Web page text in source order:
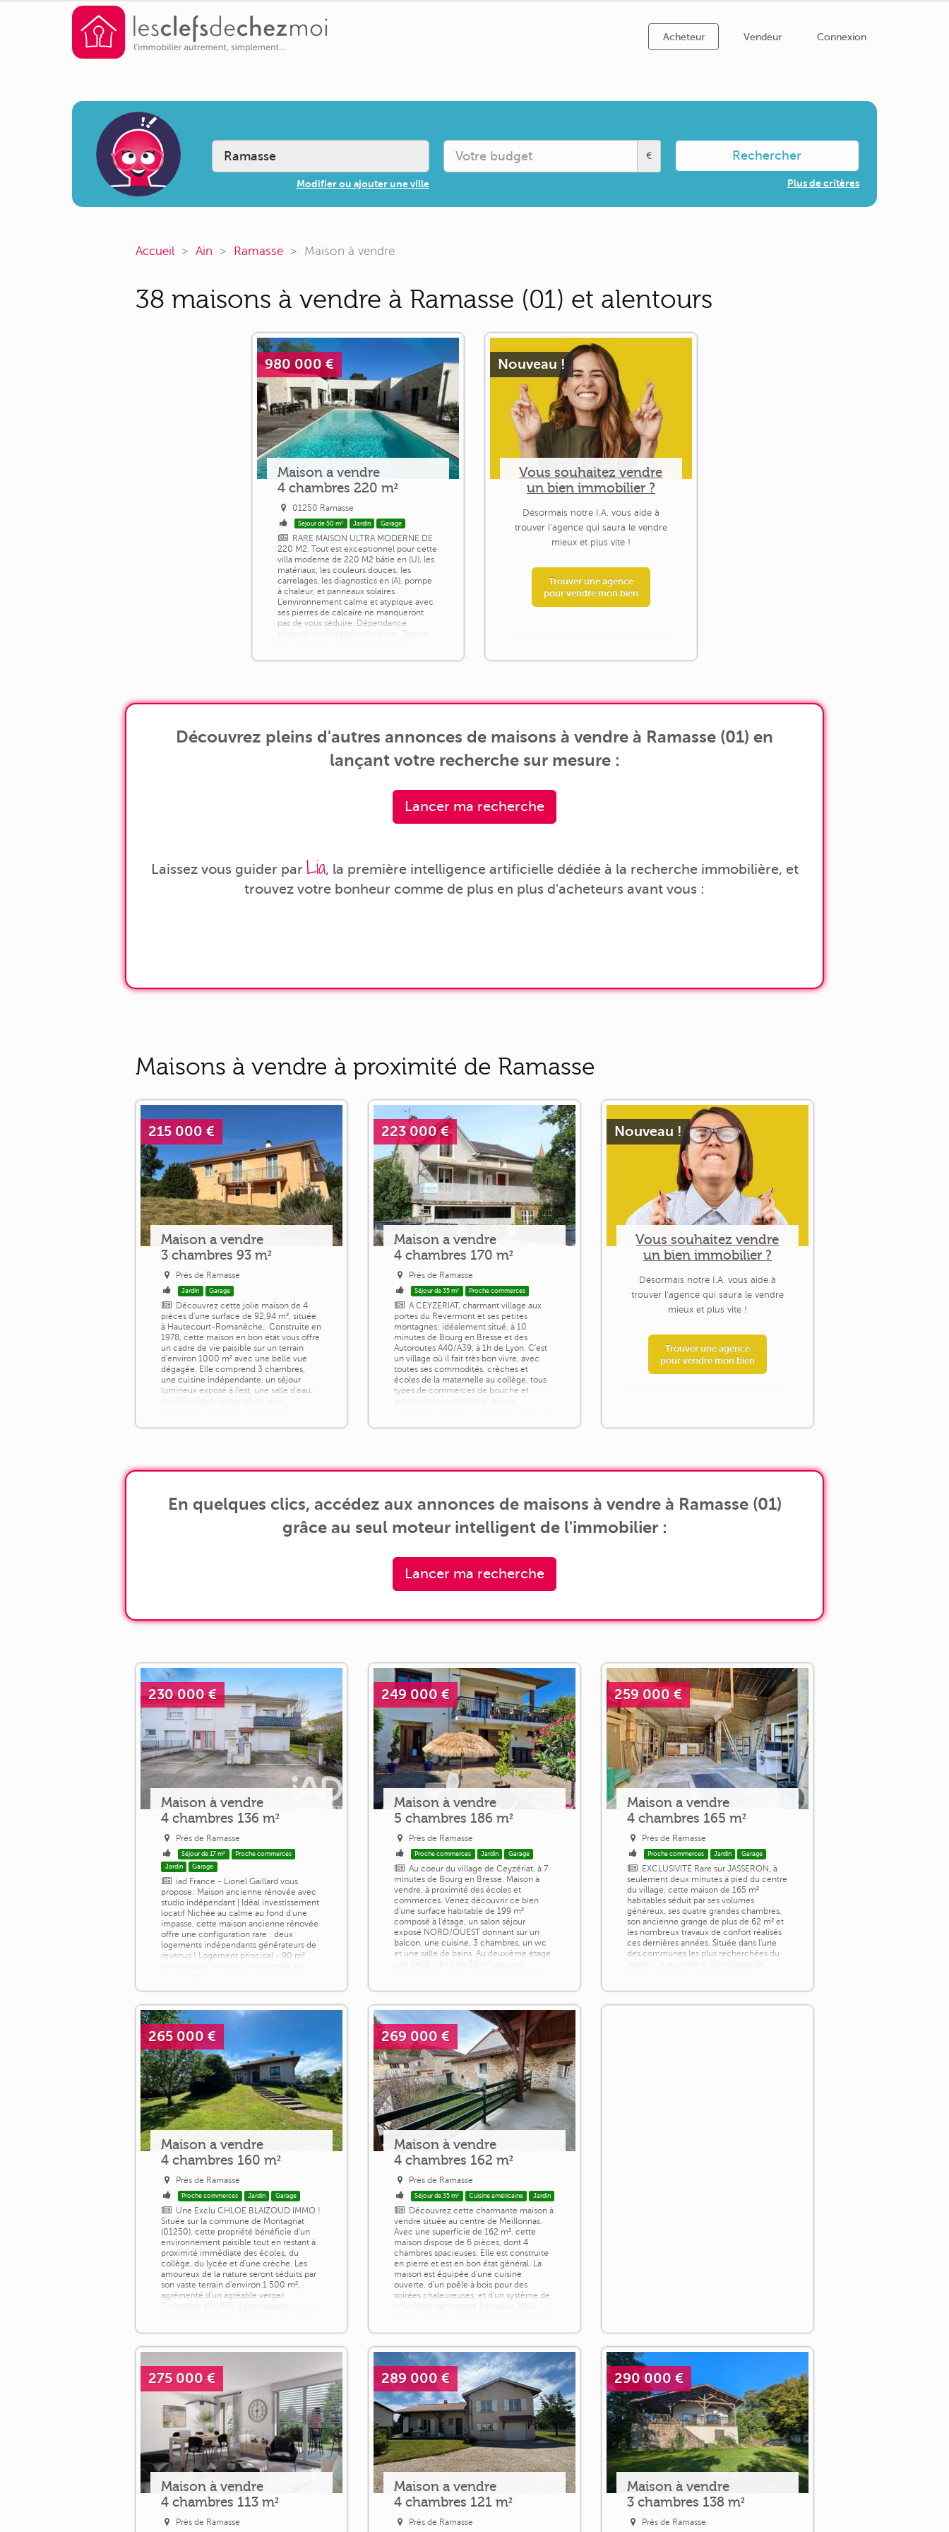
Acheteur Vendeur Connexion
Modifier ou ajouter une ville
€ Rechercher
Plus de critères
Accueil Ain Ramasse Maison à vendre
38 maisons à vendre à Ramasse (01) et alentours
980 000 €
Maison a vendre
4 chambres 220 m²
01250 Ramasse
Séjour de 50 m² Jardin Garage
RARE MAISON ULTRA MODERNE DE
220 M2. Tout est exceptionnel pour cette
villa moderne de 220 M2 bâtie en (U), les
matériaux, les couleurs douces, les
carrelages, les diagnostics en (A), pompe
à chaleur, et panneaux solaires.
L'environnement calme et atypique avec
ses pierres de calcaire ne manqueront
pas de vous séduire. Dépendance
Nouveau !
Vous souhaitez vendre
un bien immobilier ?
Désormais notre I.A. vous aide à
trouver l'agence qui saura le vendre
mieux et plus vite !
Trouver une agence
pour vendre mon bien
Découvrez pleins d'autres annonces de maisons à vendre à Ramasse (01) en
lançant votre recherche sur mesure :
Lancer ma recherche
Laissez vous guider par Lia, la première intelligence artificielle dédiée à la recherche immobilière, et
trouvez votre bonheur comme de plus en plus d'acheteurs avant vous :
Maisons à vendre à proximité de Ramasse
215 000 €
Maison a vendre
3 chambres 93 m²
Près de Ramasse
Jardin Garage
Découvrez cette jolie maison de 4
pièces d'une surface de 92,94 m², située
à Hautecourt-Romanèche,. Construite en
1978, cette maison en bon état vous offre
un cadre de vie paisible sur un terrain
d'environ 1000 m² avec une belle vue
dégagée. Elle comprend 3 chambres,
une cuisine indépendante, un séjour
lumineux exposé à l'est, une salle d'eau,
223 000 €
Maison a vendre
4 chambres 170 m²
Près de Ramasse
Séjour de 35 m² Proche commerces
A CEYZERIAT, charmant village aux
portes du Revermont et ses petites
montagnes; idéalement situé, à 10
minutes de Bourg en Bresse et des
Autoroutes A40/A39, à 1h de Lyon. C'est
un village où il fait très bon vivre, avec
toutes ses commodités, crèches et
écoles de la maternelle au collège, tous
types de commerces de bouche et
Nouveau !
Vous souhaitez vendre
un bien immobilier ?
Désormais notre I.A. vous aide à
trouver l'agence qui saura le vendre
mieux et plus vite !
Trouver une agence
pour vendre mon bien
En quelques clics, accédez aux annonces de maisons à vendre à Ramasse (01)
grâce au seul moteur intelligent de l'immobilier :
Lancer ma recherche
230 000 €
Maison à vendre
4 chambres 136 m²
Près de Ramasse
Séjour de 17 m²
Proche commerces
Jardin
Garage
iad France - Lionel Gaillard vous
propose: Maison ancienne rénovée avec
studio indépendant | Idéal investissement
locatif Nichée au calme au fond d'une
impasse, cette maison ancienne rénovée
offre une configuration rare : deux
logements indépendants générateurs de
revenus ! Logement principal - 90 m²
249 000 €
Maison à vendre
5 chambres 186 m²
Près de Ramasse
Proche commerces Jardin Garage
Au coeur du village de Ceyzériat, à 7
minutes de Bourg en Bresse. Maison à
vendre, à proximité des écoles et
commerces. Venez découvrir ce bien
d'une surface habitable de 199 m²
composé à l'étage, un salon séjour
exposé NORD/OUEST donnant sur un
balcon, une cuisine, 3 chambres, un wc
et une salle de bains. Au deuxième étage
259 000 €
Maison a vendre
4 chambres 165 m²
Près de Ramasse
Proche commerces Jardin Garage
EXCLUSIVITÉ Rare sur JASSERON, à
seulement deux minutes à pied du centre
du village, cette maison de 165 m²
habitables séduit par ses volumes
généreux, ses quatre grandes chambres,
son ancienne grange de plus de 62 m² et
les nombreux travaux de confort réalisés
ces dernières années. Située dans l'une
des communes les plus recherchées du
265 000 €
Maison a vendre
4 chambres 160 m²
Près de Ramasse
Proche commerces Jardin Garage
Une Exclu CHLOE BLAIZOUD IMMO !
Située sur la commune de Montagnat
(01250), cette propriété bénéficie d'un
environnement paisible tout en restant à
proximité immédiate des écoles, du
collège, du lycée et d'une crèche. Les
amoureux de la nature seront séduits par
son vaste terrain d'environ 1 500 m²,
agrémenté d'un agréable verger.
269 000 €
Maison à vendre
4 chambres 162 m²
Près de Ramasse
Séjour de 35 m² Cuisine américaine Jardin
Découvrez cette charmante maison à
vendre située au centre de Meillonnas.
Avec une superficie de 162 m², cette
maison dispose de 6 pièces, dont 4
chambres spacieuses. Elle est construite
en pierre et est en bon état général. La
maison est équipée d'une cuisine
ouverte, d'un poêle à bois pour des
soirées chaleureuses, et d'un système de
275 000 €
Maison à vendre
4 chambres 113 m²
Près de Ramasse
289 000 €
Maison a vendre
4 chambres 121 m²
Près de Ramasse
290 000 €
Maison à vendre
3 chambres 138 m²
Près de Ramasse